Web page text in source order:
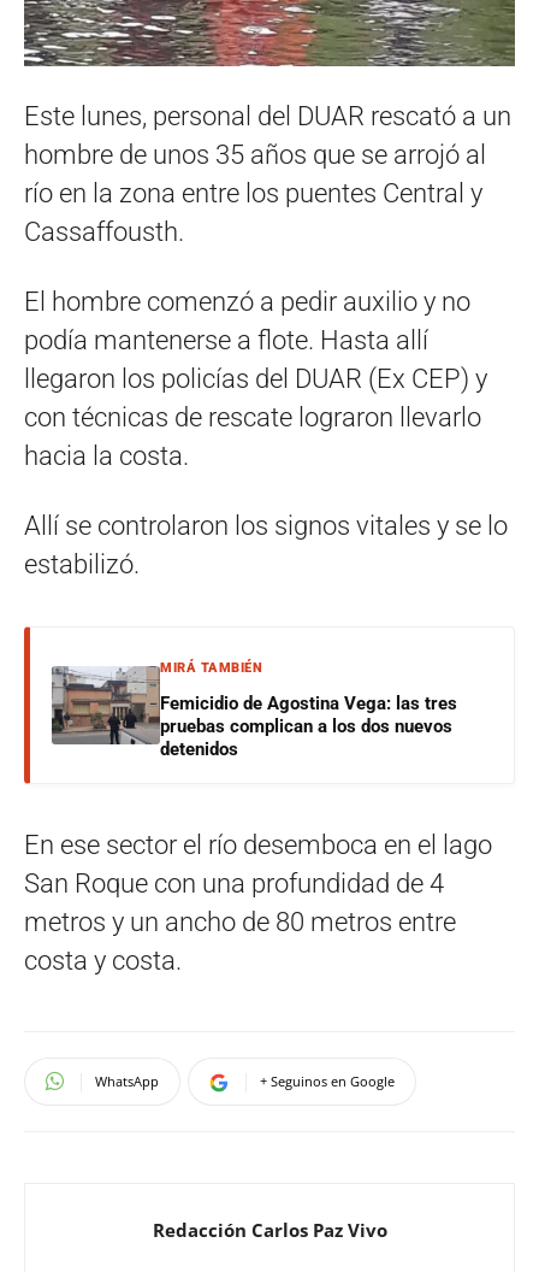
Este lunes, personal del DUAR rescató a un
hombre de unos 35 años que se arrojó al
río en la zona entre los puentes Central y
Cassaffousth.
El hombre comenzó a pedir auxilio y no
podía mantenerse a flote. Hasta allí
llegaron los policías del DUAR (Ex CEP) y
con técnicas de rescate lograron llevarlo
hacia la costa.
Allí se controlaron los signos vitales y se lo
estabilizó.
MIRÁ TAMBIÉN
Femicidio de Agostina Vega: las tres
pruebas complican a los dos nuevos
detenidos
En ese sector el río desemboca en el lago
San Roque con una profundidad de 4
metros y un ancho de 80 metros entre
costa y costa.
WhatsApp + Seguinos en Google
Redacción Carlos Paz Vivo